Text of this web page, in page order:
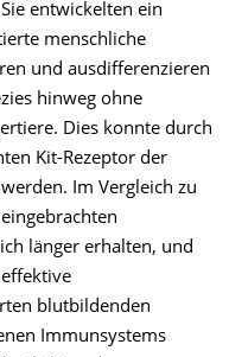
entwickelten ein
menschliche
und ausdifferenzieren
hinweg ohne
Dies konnte durch
Kit-Rezeptor der
Im Vergleich zu
länger erhalten, und
blutbildenden
Immunsystems